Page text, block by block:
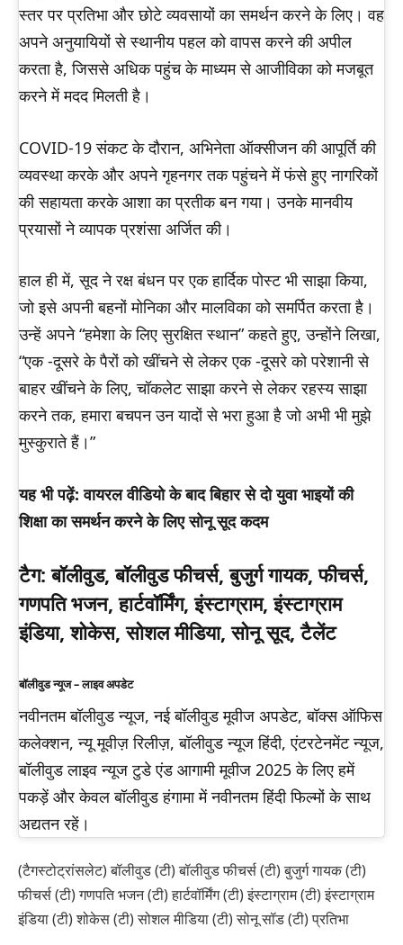
स्तर पर प्रतिभा और छोटे व्यवसायों का समर्थन करने के लिए। वह
अपने अनुयायियों से स्थानीय पहल को वापस करने की अपील
करता है, जिससे अधिक पहुंच के माध्यम से आजीविका को मजबूत
करने में मदद मिलती है।
COVID-19 संकट के दौरान, अभिनेता ऑक्सीजन की आपूर्ति की
व्यवस्था करके और अपने गृहनगर तक पहुंचने में फंसे हुए नागरिकों
की सहायता करके आशा का प्रतीक बन गया। उनके मानवीय
प्रयासों ने व्यापक प्रशंसा अर्जित की।
हाल ही में, सूद ने रक्ष बंधन पर एक हार्दिक पोस्ट भी साझा किया,
जो इसे अपनी बहनों मोनिका और मालविका को समर्पित करता है।
उन्हें अपने “हमेशा के लिए सुरक्षित स्थान” कहते हुए, उन्होंने लिखा,
“एक -दूसरे के पैरों को खींचने से लेकर एक -दूसरे को परेशानी से
बाहर खींचने के लिए, चॉकलेट साझा करने से लेकर रहस्य साझा
करने तक, हमारा बचपन उन यादों से भरा हुआ है जो अभी भी मुझे
मुस्कुराते हैं।”
यह भी पढ़ें: वायरल वीडियो के बाद बिहार से दो युवा भाइयों की
शिक्षा का समर्थन करने के लिए सोनू सूद कदम
टैग:बॉलीवुड, बॉलीवुड फीचर्स, बुजुर्ग गायक, फीचर्स,
गणपति भजन, हार्टवॉर्मिंग, इंस्टाग्राम, इंस्टाग्राम
इंडिया, शोकेस, सोशल मीडिया, सोनू सूद, टैलेंट
बॉलीवुड न्यूज – लाइव अपडेट
नवीनतम बॉलीवुड न्यूज, नई बॉलीवुड मूवीज अपडेट, बॉक्स ऑफिस
कलेक्शन, न्यू मूवीज़ रिलीज़, बॉलीवुड न्यूज हिंदी, एंटरटेनमेंट न्यूज,
बॉलीवुड लाइव न्यूज टुडे एंड आगामी मूवीज 2025 के लिए हमें
पकड़ें और केवल बॉलीवुड हंगामा में नवीनतम हिंदी फिल्मों के साथ
अद्यतन रहें।
(टैगस्टोट्रांसलेट) बॉलीवुड (टी) बॉलीवुड फीचर्स (टी) बुजुर्ग गायक (टी)
फीचर्स (टी) गणपति भजन (टी) हार्टवॉर्मिंग (टी) इंस्टाग्राम (टी) इंस्टाग्राम
इंडिया (टी) शोकेस (टी) सोशल मीडिया (टी) सोनू सॉड (टी) प्रतिभा